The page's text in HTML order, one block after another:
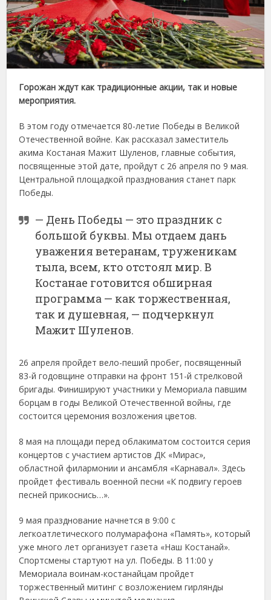
Горожан ждут как традиционные акции, так и новые
мероприятия.
В этом году отмечается 80-летие Победы в Великой
Отечественной войне. Как рассказал заместитель
акима Костаная Мажит Шуленов, главные события,
посвященные этой дате, пройдут с 26 апреля по 9 мая.
Центральной площадкой празднования станет парк
Победы.
— День Победы — это праздник с
большой буквы. Мы отдаем дань
уважения ветеранам, труженикам
тыла, всем, кто отстоял мир. В
Костанае готовится обширная
программа — как торжественная,
так и душевная, — подчеркнул
Мажит Шуленов.
26 апреля пройдет вело-пеший пробег, посвященный
83-й годовщине отправки на фронт 151-й стрелковой
бригады. Финишируют участники у Мемориала павшим
борцам в годы Великой Отечественной войны, где
состоится церемония возложения цветов.
8 мая на площади перед облакиматом состоится серия
концертов с участием артистов ДК «Мирас»,
областной филармонии и ансамбля «Карнавал». Здесь
пройдет фестиваль военной песни «К подвигу героев
песней прикоснись…».
9 мая празднование начнется в 9:00 с
легкоатлетического полумарафона «Память», который
уже много лет организует газета «Наш Костанай».
Спортсмены стартуют на ул. Победы. В 11:00 у
Мемориала воинам-костанайцам пройдет
торжественный митинг с возложением гирлянды